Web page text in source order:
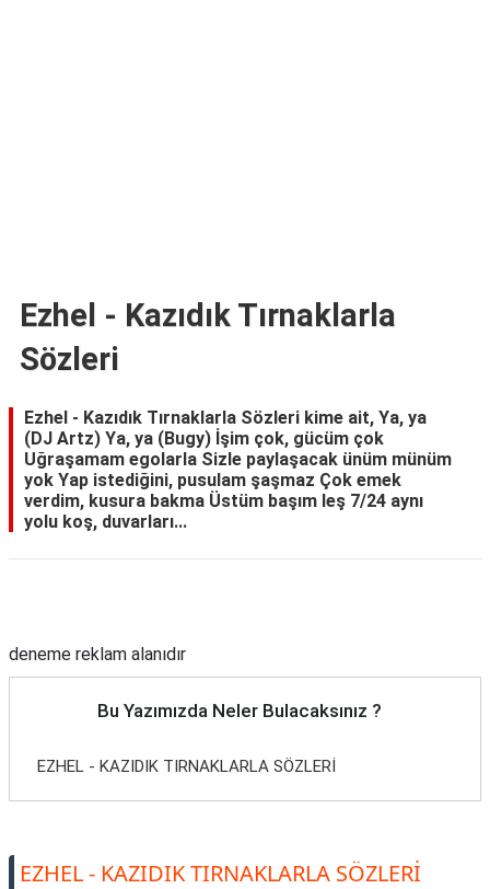
Ezhel - Kazıdık Tırnaklarla
Sözleri
Ezhel - Kazıdık Tırnaklarla Sözleri kime ait, Ya, ya
(DJ Artz) Ya, ya (Bugy) İşim çok, gücüm çok
Uğraşamam egolarla Sizle paylaşacak ünüm münüm
yok Yap istediğini, pusulam şaşmaz Çok emek
verdim, kusura bakma Üstüm başım leş 7/24 aynı
yolu koş, duvarları...
deneme reklam alanıdır
Bu Yazımızda Neler Bulacaksınız ?
EZHEL - KAZIDIK TIRNAKLARLA SÖZLERİ
EZHEL - KAZIDIK TIRNAKLARLA SÖZLERİ